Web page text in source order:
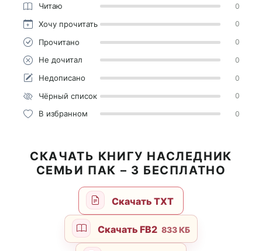
Читаю 0
Хочу прочитать 0
Прочитано 0
Не дочитал 0
Недописано 0
Чёрный список 0
В избранном 0
СКАЧАТЬ КНИГУ НАСЛЕДНИК
СЕМЬИ ПАК – 3 БЕСПЛАТНО
Скачать TXT
Скачать FB2 833 КБ